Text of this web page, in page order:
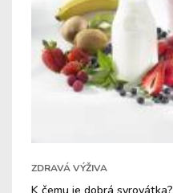
ZDRAVÁ VÝŽIVA
K čemu je dobrá syrovátka?